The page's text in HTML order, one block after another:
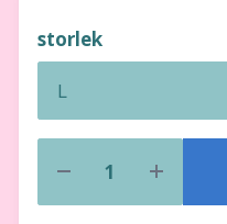
storlek